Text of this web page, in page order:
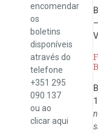
encomendar
os
boletins
disponíveis
através do
telefone
+351 295
090 137
ou ao
clicaraqui
–